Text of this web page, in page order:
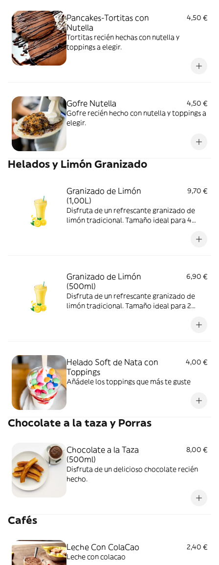
Pancakes-Tortitas con
Nutella
4,50 €
Tortitas recién hechas con nutella y
toppings a elegir.
Gofre Nutella
4,50 €
Gofre recién hecho con nutella y toppings a
elegir.
Helados y Limón Granizado
Granizado de Limón
(1,00L)
9,70 €
Disfruta de un refrescante granizado de
limón tradicional. Tamaño ideal para 4
Granizado de Limón
(500ml)
6,90 €
Disfruta de un refrescante granizado de
limón tradicional. Tamaño ideal para 2
Helado Soft de Nata con
Toppings
4,00 €
Añádele los toppings que más te guste
Chocolate a la taza y Porras
Chocolate a la Taza
(500ml)
8,00 €
Disfruta de un delicioso chocolate recién
hecho.
Cafés
Leche Con ColaCao
2,40 €
Leche con colacao